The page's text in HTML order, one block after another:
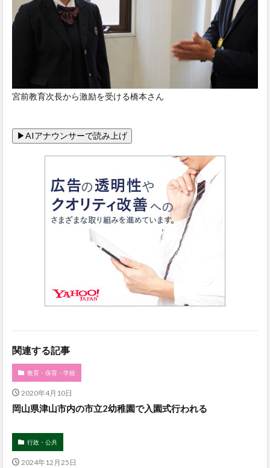
宮前教育次長から激励を受ける橋本さん
関連する記事
教育・保育・学校
2020年4月10日
岡山県津山市内の市立2幼稚園で入園式行われる
行政・公共
2024年12月25日